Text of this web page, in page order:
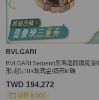
BVLGARI
BVLGARI Serpenti黑瑪瑙間鑽寬版
形戒指18K玫瑰金/鑽石M碼
TWD 194,272
現折 8,000